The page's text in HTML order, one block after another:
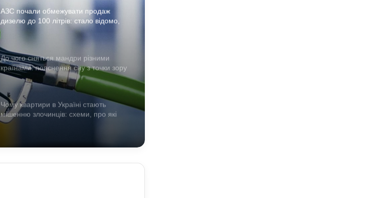
АЗС почали обмежувати продаж
дизелю до 100 літрів: стало відомо,
До чого сняться мандри різними
країнами: пояснення сну з точки зору
психології
Чому квартири в Україні стають
мішенню злочинців: схеми, про які
варто знати